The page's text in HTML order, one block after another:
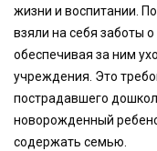
жизни и воспитании.
взяли на себя заботы
обеспечивая за ним
учреждения. Это
пострадавшего
новорожденный
содержать семью.